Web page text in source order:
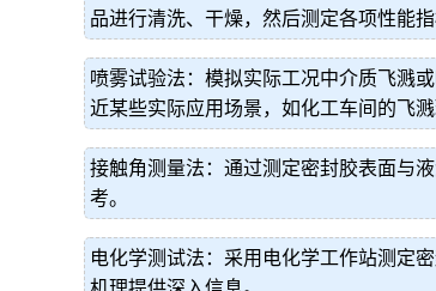
品进行清洗、干燥，然后测定各项性能
喷雾试验法：模拟实际工况中介质飞溅
近某些实际应用场景，如化工车间的飞溅
接触角测量法：通过测定密封胶表面与
考。
电化学测试法：采用电化学工作站测定